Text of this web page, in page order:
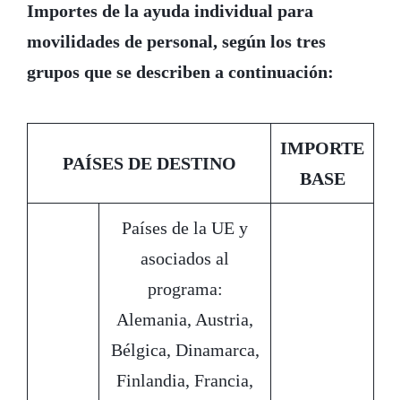
Importes de la ayuda individual para
movilidades de personal, según los tres
grupos que se describen a continuación:
PAÍSES DE DESTINO
IMPORTE
BASE
Países de la UE y
asociados al
programa:
Alemania, Austria,
Bélgica, Dinamarca,
Finlandia, Francia,